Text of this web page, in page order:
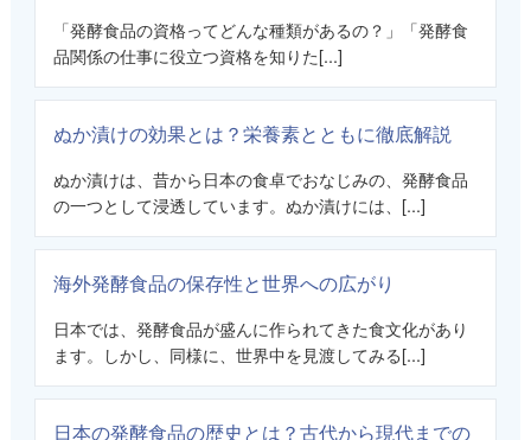
「発酵食品の資格ってどんな種類があるの？」「発酵食
品関係の仕事に役立つ資格を知りた[...]
ぬか漬けの効果とは？栄養素とともに徹底解説
ぬか漬けは、昔から日本の食卓でおなじみの、発酵食品
の一つとして浸透しています。ぬか漬けには、[...]
海外発酵食品の保存性と世界への広がり
日本では、発酵食品が盛んに作られてきた食文化があり
ます。しかし、同様に、世界中を見渡してみる[...]
日本の発酵食品の歴史とは？古代から現代までの